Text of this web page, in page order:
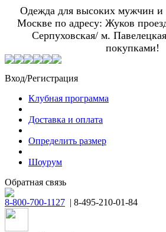
Одежда для высоких мужчин и
Москве по адресу: Жуков
Серпуховская/ м.
покупками!
Вход/Регистрация
Клубная программа
Доставка и оплата
Определить размер
Шоурум
Обратная связь
8-800-700-1127 | 8-495-210-01-84